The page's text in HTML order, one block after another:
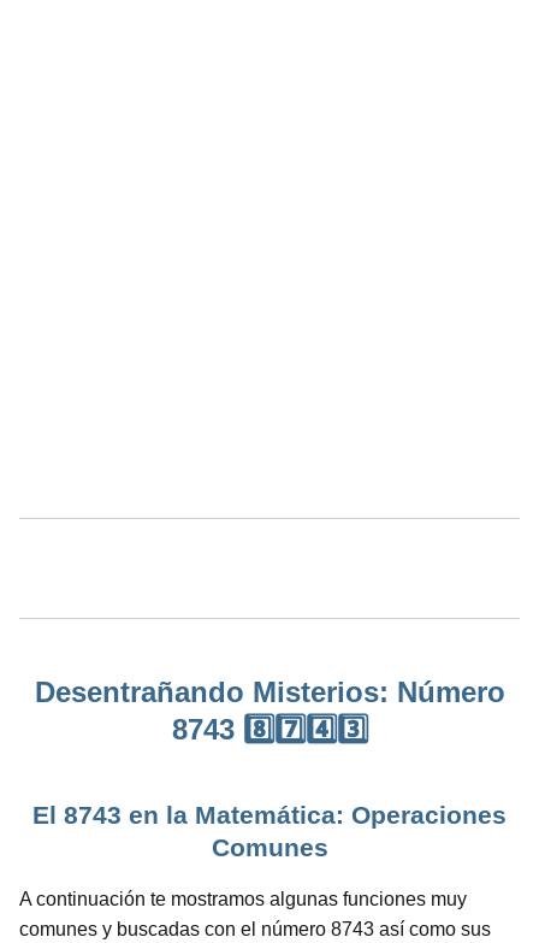
Desentrañando Misterios: Número
8743 8️⃣7️⃣4️⃣3️⃣
El 8743 en la Matemática: Operaciones
Comunes
A continuación te mostramos algunas funciones muy
comunes y buscadas con el número 8743 así como sus